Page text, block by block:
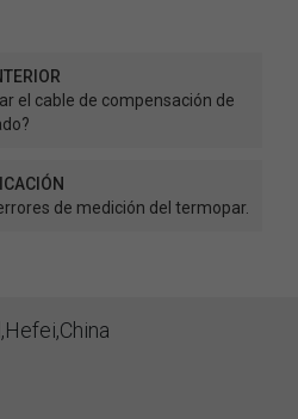
el cable de compensación de
de medición del termopar.